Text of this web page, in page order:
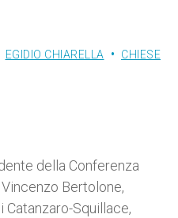
EGIDIO CHIARELLA
CHIESE
della Conferenza
Bertolone,
Squillace,